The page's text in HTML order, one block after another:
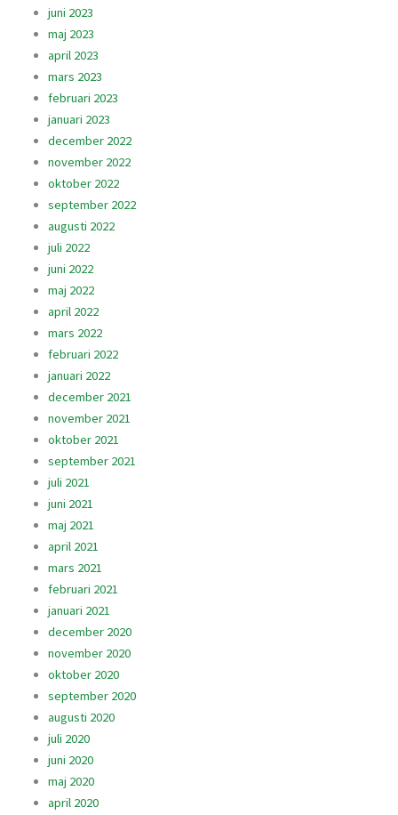
juni 2023
maj 2023
april 2023
mars 2023
februari 2023
januari 2023
december 2022
november 2022
oktober 2022
september 2022
augusti 2022
juli 2022
juni 2022
maj 2022
april 2022
mars 2022
februari 2022
januari 2022
december 2021
november 2021
oktober 2021
september 2021
juli 2021
juni 2021
maj 2021
april 2021
mars 2021
februari 2021
januari 2021
december 2020
november 2020
oktober 2020
september 2020
augusti 2020
juli 2020
juni 2020
maj 2020
april 2020